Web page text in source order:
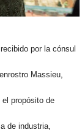
por la cónsul
Massieu,
propósito de
de industria,